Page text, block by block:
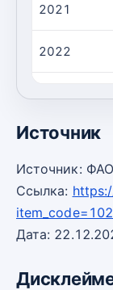
2021
2022
Источник
Источник: ФАО
Ссылка:
Дата: